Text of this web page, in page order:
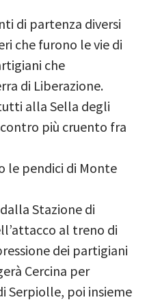
di partenza diversi
che furono le vie di
che
di Liberazione.
alla Sella degli
più cruento fra
le pendici di Monte
Stazione di
al treno di
dei partigiani
Cercina per
Serpiolle, poi insieme